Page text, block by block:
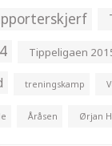
Tippeligaen
treningskamp
Åråsen Ørjan